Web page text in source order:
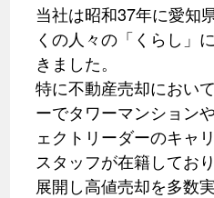
当社は昭和37年に愛知
くの人々の「くらし」
きました。
特に不動産売却におい
ーでタワーマンション
ェクトリーダーのキャ
スタッフが在籍してお
展開し高値売却を多数